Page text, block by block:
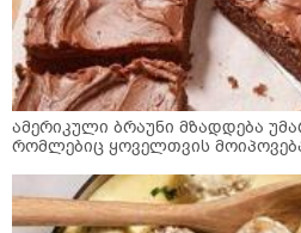
ამერიკული ბრაუნი მზადდება
რომლებიც ყოველთვის